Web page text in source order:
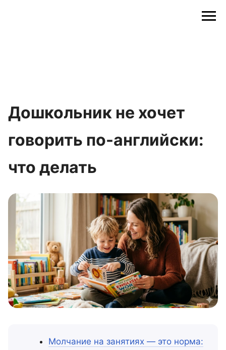
Дошкольник не хочет
говорить по-английски:
что делать
Молчание на занятиях — это норма: